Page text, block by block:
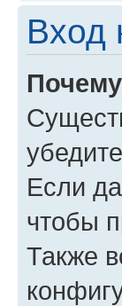
Вход
Если
чтобы
Также